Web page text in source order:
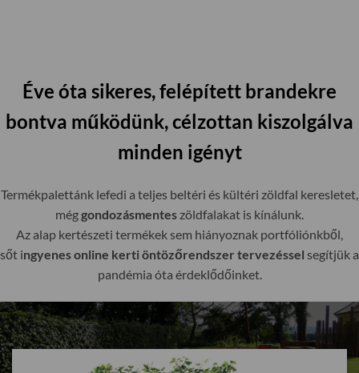
Éve óta sikeres, felépített brandekre
bontva működünk, célzottan kiszolgálva
minden igényt
Termékpalettánk lefedi a teljes beltéri és kültéri zöldfal keresletet,
méggondozásmentes zöldfalakat is kínálunk.
Az alap kertészeti termékek sem hiányoznak portfóliónkből,
sőt ingyenes online kerti öntözőrendszer tervezéssel segítjük a
pandémia óta érdeklődőinket.